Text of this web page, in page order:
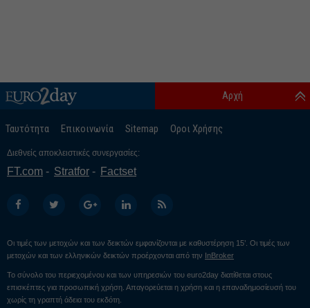
Ταυτότητα Επικοινωνία Sitemap Οροι Χρήσης
Αρχή
Διεθνείς αποκλειστικές συνεργασίες:
FT.com Stratfor Factset
Οι τιμές των μετοχών και των δεικτών εμφανίζονται με καθυστέρηση 15’. Οι τιμές των
μετοχών και των ελληνικών δεικτών προέρχονται από την InBroker
Το σύνολο του περιεχομένου και των υπηρεσιών του euro2day διατίθεται στους
επισκέπτες για προσωπική χρήση. Απαγορεύεται η χρήση και η επαναδημοσίευσή του
χωρίς τη γραπτή άδεια του εκδότη.